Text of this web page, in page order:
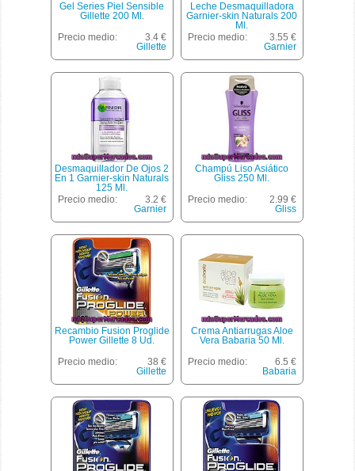
Gel Series Piel Sensible
Gillette 200 Ml.
Precio medio:
3.4 €
Gillette
Leche Desmaquilladora
Garnier-skin Naturals 200
Ml.
Precio medio:
3.55 €
Garnier
Desmaquillador De Ojos 2
En 1 Garnier-skin Naturals
125 Ml.
Precio medio:
3.2 €
Garnier
Champú Liso Asiático
Gliss 250 Ml.
Precio medio:
2.99 €
Gliss
Recambio Fusion Proglide
Power Gillette 8 Ud.
Precio medio:
38 €
Gillette
Crema Antiarrugas Aloe
Vera Babaria 50 Ml.
Precio medio:
6.5 €
Babaria